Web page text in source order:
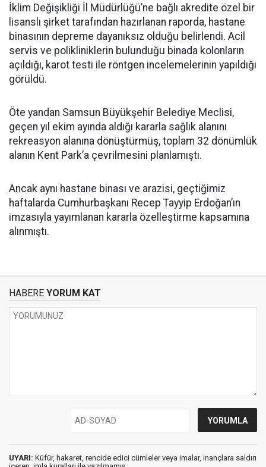
İklim Değişikliği İl Müdürlüğü’ne bağlı akredite özel bir
lisanslı şirket tarafından hazırlanan raporda, hastane
binasının depreme dayanıksız olduğu belirlendi. Acil
servis ve polikliniklerin bulunduğu binada kolonların
açıldığı, karot testi ile röntgen incelemelerinin yapıldığı
görüldü.
Öte yandan Samsun Büyükşehir Belediye Meclisi,
geçen yıl ekim ayında aldığı kararla sağlık alanını
rekreasyon alanına dönüştürmüş, toplam 32 dönümlük
alanın Kent Park’a çevrilmesini planlamıştı.
Ancak aynı hastane binası ve arazisi, geçtiğimiz
haftalarda Cumhurbaşkanı Recep Tayyip Erdoğan’ın
imzasıyla yayımlanan kararla özelleştirme kapsamına
alınmıştı.
HABERE YORUM KAT
UYARI: Küfür, hakaret, rencide edici cümleler veya imalar, inançlara saldırı